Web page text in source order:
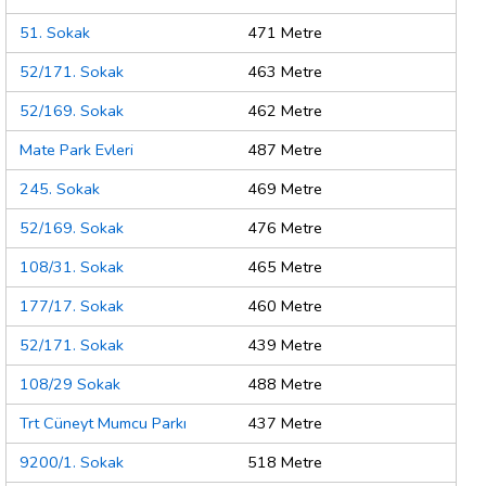
51. Sokak
471 Metre
52/171. Sokak
463 Metre
52/169. Sokak
462 Metre
Mate Park Evleri
487 Metre
245. Sokak
469 Metre
52/169. Sokak
476 Metre
108/31. Sokak
465 Metre
177/17. Sokak
460 Metre
52/171. Sokak
439 Metre
108/29 Sokak
488 Metre
Trt Cüneyt Mumcu Parkı
437 Metre
9200/1. Sokak
518 Metre